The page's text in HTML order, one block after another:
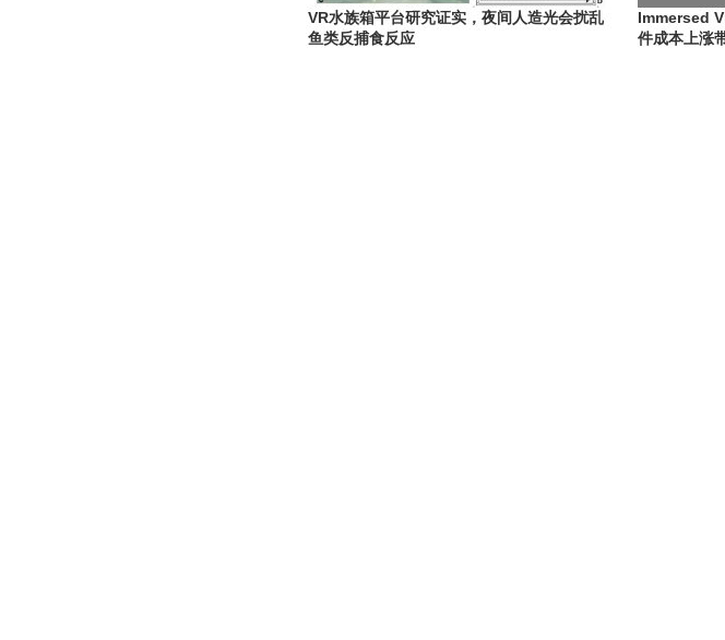
VR水族箱平台研究证实，夜间人造光会扰乱
鱼类反捕食反应
Immersed
件成本上涨